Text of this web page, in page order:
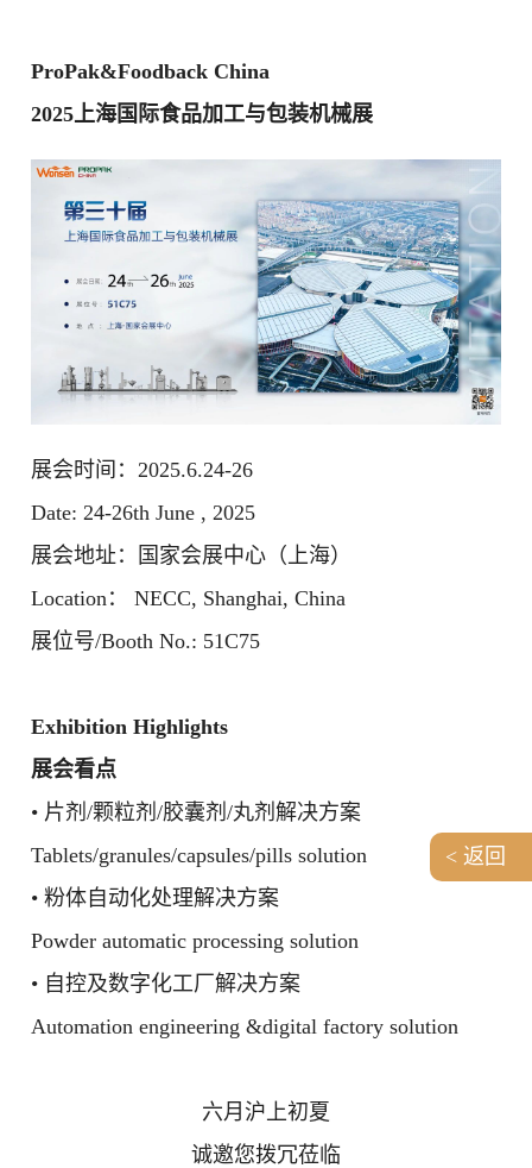
< 返回
ProPak&Foodback China
2025上海国际食品加工与包装机械展
展会时间：2025.6.24-26
Date: 24-26th June , 2025
展会地址：国家会展中心（上海）
Location： NECC, Shanghai, China
展位号/Booth No.: 51C75
Exhibition Highlights
展会看点
• 片剂/颗粒剂/胶囊剂/丸剂解决方案
Tablets/granules/capsules/pills solution
• 粉体自动化处理解决方案
Powder automatic processing solution
• 自控及数字化工厂解决方案
Automation engineering &digital factory solution
六月沪上初夏
诚邀您拨冗莅临